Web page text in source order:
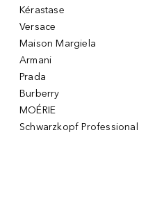
Kérastase
Versace
Maison Margiela
Armani
Prada
Burberry
MOÉRIE
Schwarzkopf Professional